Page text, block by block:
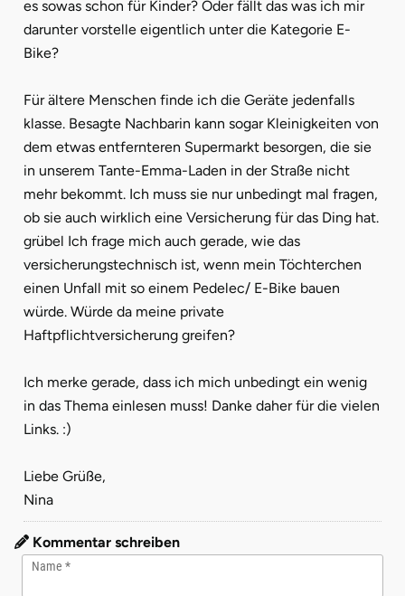
es sowas schon für Kinder? Oder fällt das was ich mir
darunter vorstelle eigentlich unter die Kategorie E-
Bike?
Für ältere Menschen finde ich die Geräte jedenfalls
klasse. Besagte Nachbarin kann sogar Kleinigkeiten von
dem etwas entfernteren Supermarkt besorgen, die sie
in unserem Tante-Emma-Laden in der Straße nicht
mehr bekommt. Ich muss sie nur unbedingt mal fragen,
ob sie auch wirklich eine Versicherung für das Ding hat.
grübel Ich frage mich auch gerade, wie das
versicherungstechnisch ist, wenn mein Töchterchen
einen Unfall mit so einem Pedelec/ E-Bike bauen
würde. Würde da meine private
Haftpflichtversicherung greifen?
Ich merke gerade, dass ich mich unbedingt ein wenig
in das Thema einlesen muss! Danke daher für die vielen
Links. :)
Liebe Grüße,
Nina
Kommentar schreiben
Name